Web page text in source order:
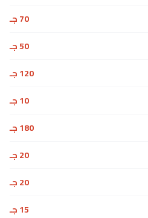
70 جـ
50 جـ
120 جـ
10 جـ
180 جـ
20 جـ
20 جـ
15 جـ